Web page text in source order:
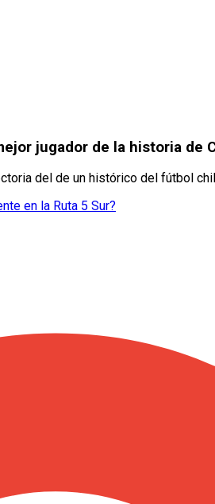
jugador de la historia de
del de un histórico del fútbol
en la Ruta 5 Sur?